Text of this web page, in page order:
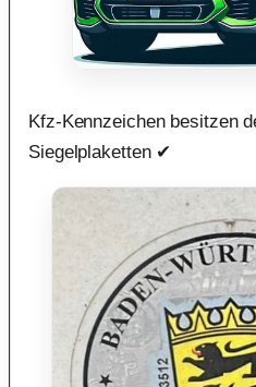
Kfz-Kennzeichen besitzen
Siegelplaketten ✔︎